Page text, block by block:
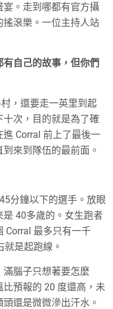
。走到哪都有官方攝
滾樂。一位主持人站
自己的故事，但你們
，還要走一英里到起
次，目的就是為了確
Corral 前上了最後一
來到隊伍的最前面。
分鐘以下的選手。放眼
40多歲的。女生跑者
Corral 最多只有一千
是起跑線。
腦子只想著要怎麼
預報的 20 度還高，未
還是微微滲出汗水。